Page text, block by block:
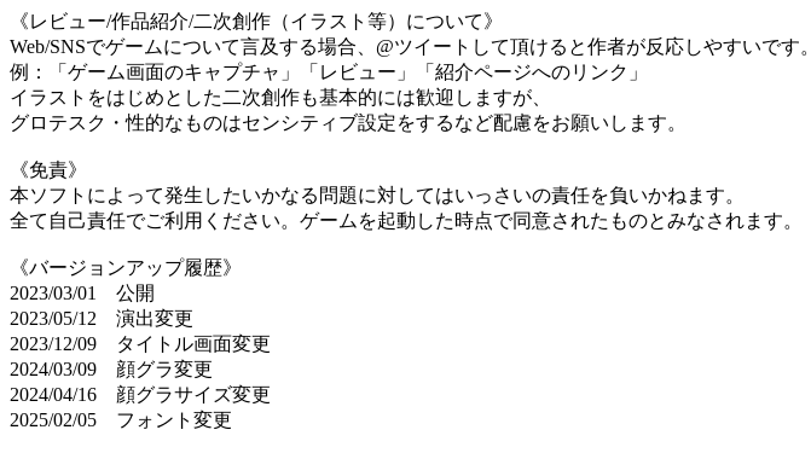
《レビュー/作品紹介/二次創作（イラスト等）について》
Web/SNSでゲームについて言及する場合、@ツイートして頂けると作者が反応しやすいです。
例：「ゲーム画面のキャプチャ」「レビュー」「紹介ページへのリンク」
イラストをはじめとした二次創作も基本的には歓迎しますが、
グロテスク・性的なものはセンシティブ設定をするなど配慮をお願いします。
《免責》
本ソフトによって発生したいかなる問題に対してはいっさいの責任を負いかねます。
全て自己責任でご利用ください。ゲームを起動した時点で同意されたものとみなされます。
《バージョンアップ履歴》
2023/03/01 公開
2023/05/12 演出変更
2023/12/09 タイトル画面変更
2024/03/09 顔グラ変更
2024/04/16 顔グラサイズ変更
2025/02/05 フォント変更